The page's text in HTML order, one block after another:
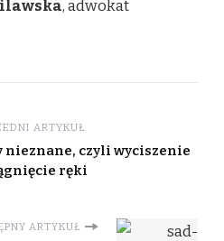
, adwokat
ARTYKUŁ
nieznane, czyli wyciszenie
ręki
ARTYKUŁ